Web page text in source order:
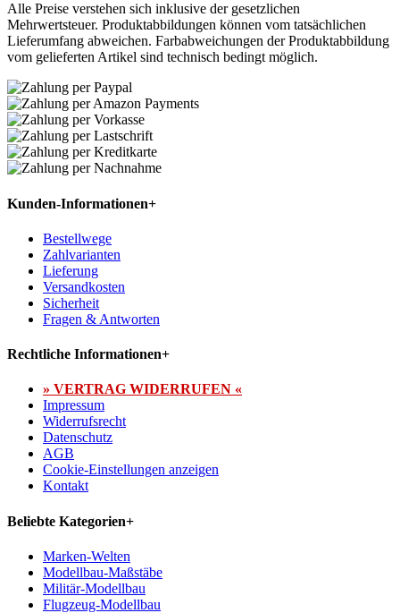
Alle Preise verstehen sich inklusive der gesetzlichen
Mehrwertsteuer. Produktabbildungen können vom tatsächlichen
Lieferumfang abweichen. Farbabweichungen der Produktabbildung
vom gelieferten Artikel sind technisch bedingt möglich.
Kunden-Informationen+
Bestellwege
Zahlvarianten
Lieferung
Versandkosten
Sicherheit
Fragen & Antworten
Rechtliche Informationen+
» VERTRAG WIDERRUFEN «
Impressum
Widerrufsrecht
Datenschutz
AGB
Cookie-Einstellungen anzeigen
Kontakt
Beliebte Kategorien+
Marken-Welten
Modellbau-Maßstäbe
Militär-Modellbau
Flugzeug-Modellbau